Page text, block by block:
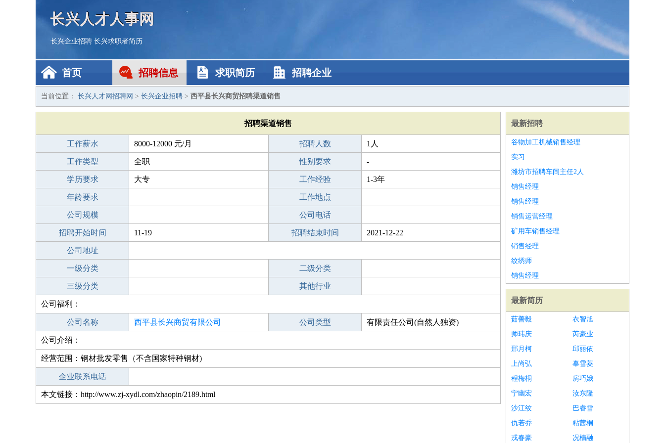
长兴人才人事网
长兴企业招聘 长兴求职者简历
首页 招聘信息 求职简历 招聘企业
当前位置： 长兴人才网招聘网 > 长兴企业招聘 > 西平县长兴商贸招聘渠道销售
招聘渠道销售
工作薪水 8000-12000 元/月 招聘人数 1人
工作类型 全职 性别要求 -
学历要求 大专 工作经验 1-3年
年龄要求 工作地点
公司规模 公司电话
招聘开始时间 11-19 招聘结束时间 2021-12-22
公司地址
一级分类 二级分类
三级分类 其他行业
公司福利：
公司名称 西平县长兴商贸有限公司 公司类型 有限责任公司(自然人独资)
公司介绍：
经营范围：钢材批发零售（不含国家特种钢材)
企业联系电话
本文链接：http://www.zj-xydl.com/zhaopin/2189.html
最新招聘
谷物加工机械销售经理
实习
潍坊市招聘车间主任2人
销售经理
销售经理
销售运营经理
矿用车销售经理
销售经理
纹绣师
销售经理
最新简历
茹善毅
衣智旭
师玮庆
芮豪业
邢月柯
邱丽依
上尚弘
辜雪菱
程梅桐
房巧娥
宁幽宏
汝东隆
沙江纹
巴睿雪
仇若乔
粘茜桐
戎春豪
况楠融